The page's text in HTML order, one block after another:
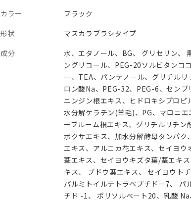
カラー
ブラック
形状
マスカラブラシタイプ
成分
水、エタノール、BG、 グリセリン、
ングリコール、PEG-20ソルビタンコ
ー、TEA、パンテノール、グリチルリ
ロン酸Na、PEG-32、PEG-6、センブ
ニンジン根エキス、ヒドロキシプロピ
水分解ケラチン(羊毛)、PG、マロニエ
ーブルーム根エキス、グリチルリチン
ボクサエキス、加水分解酵母タンパク
エキス、アルニカ花エキス、セイヨ
茎エキス、セイヨウキズタ葉/茎エキ
キス、 ブドウ葉エキス、 セイヨウトチ
パルミトイルテトラペプチドー7、 パ
チド -1、 ポリソルベート20、乳酸